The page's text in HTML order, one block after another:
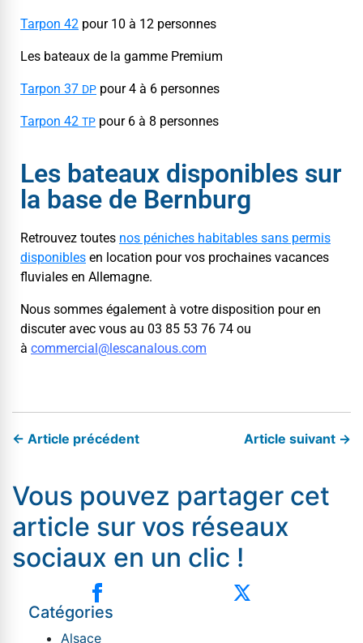
Tar­pon 42 pour 10 à 12 personnes
Les bateaux de la gamme Premium
Tar­pon 37 DP pour 4 à 6 personnes
Tar­pon 42 TP pour 6 à 8 personnes
Les bateaux disponibles sur
la base de Bernburg
Retrou­vez toutes nos pénich­es hab­it­a­bles sans per­mis
disponibles en loca­tion pour vos prochaines vacances
flu­viales en Allemagne.
Nous sommes égale­ment à votre dis­po­si­tion pour en
dis­cuter avec vous au 03 85 53 76 74 ou
à commercial@​lescanalous.​com
← Article précédent Article suivant →
Vous pouvez partager cet
article sur vos réseaux
sociaux en un clic !
Catégories
Alsace